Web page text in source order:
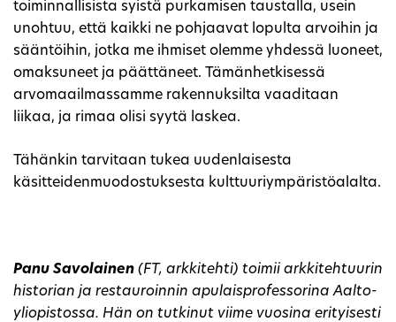
toiminnallisista syistä purkamisen taustalla, usein
unohtuu, että kaikki ne pohjaavat lopulta arvoihin ja
sääntöihin, jotka me ihmiset olemme yhdessä luoneet,
omaksuneet ja päättäneet. Tämänhetkisessä
arvomaailmassamme rakennuksilta vaaditaan
liikaa, ja rimaa olisi syytä laskea.
Tähänkin tarvitaan tukea uudenlaisesta
käsitteidenmuodostuksesta kulttuuriympäristöalalta.
Panu Savolainen (FT, arkkitehti) toimii arkkitehtuurin
historian ja restauroinnin apulaisprofessorina Aalto-
yliopistossa. Hän on tutkinut viime vuosina erityisesti